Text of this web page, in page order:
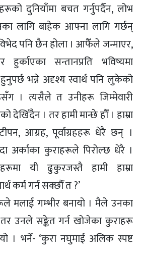
दुनियाँमा बचत गर्नुपर्दैन, लोभ
लागि बाहेक आफ्ना लागि गर्छन्
पनि छैन होला । आफैँले जन्माएर,
सन्तानप्रति भविष्यमा
भन्ने अदृश्य स्वार्थ पनि लुकेको
। त्यसैले त उनीहरू जिम्मेवारी
देखिँदैन । तर हामी मान्छे हौँ । हाम्रा
आग्रह, पूर्वाग्रहहरू धेरै छन् ।
अर्काका कुराहरूले पिरोल्छ धेरै ।
यी ढुकुरजस्तै हामी हाम्रा
कर्म गर्न सक्छौँ त ?’
मलाई गम्भीर बनायो । मैले उनका
उनले सङ्केत गर्न खोजेका कुराहरू
। भनेँ- ‘कुरा नघुमाई अलिक स्पष्ट